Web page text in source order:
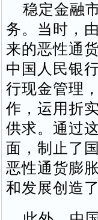
稳定金融
务。当时，
来的恶性通
中国人民银
行现金管理
作，运用折
供求。通过
面，制止了
恶性通货膨
和发展创造